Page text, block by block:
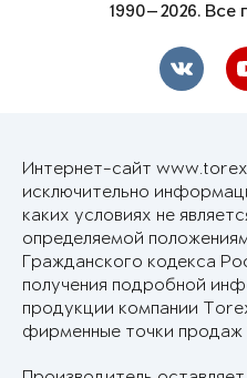
1990—2026. Все
Интернет-сайт
исключительно
каких условиях не
определяемой
Гражданского кодекса
получения подробной
продукции компании
фирменные точки